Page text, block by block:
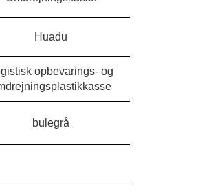
Huadu
opbevarings- og
bulegrå